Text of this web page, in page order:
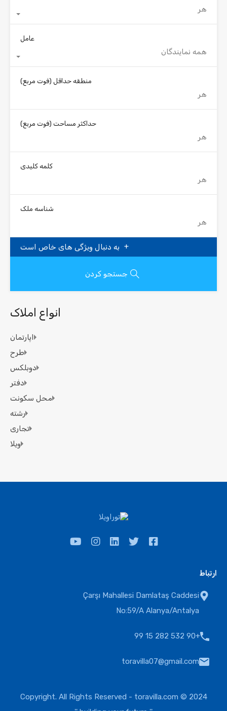
هر
عامل
همه نمایندگان
منطقه حداقل (فوت مربع)
حداکثر مساحت (فوت مربع)
کلمه کلیدی
شناسه ملک
به دنبال ویژگی های خاص است
جستجو کردن
انواع املاک
اپارتمان
طرح
دوبلکس
دفتر
محل سکونت
رشته
تجاری
ویلا
ارتباط
Çarşı Mahallesi Damlataş Caddesi
No:59/A Alanya/Antalya
+90 532 282 15 99
toravilla07@gmail.com
2024 © Copyright. All Rights Reserved -
toravilla.com